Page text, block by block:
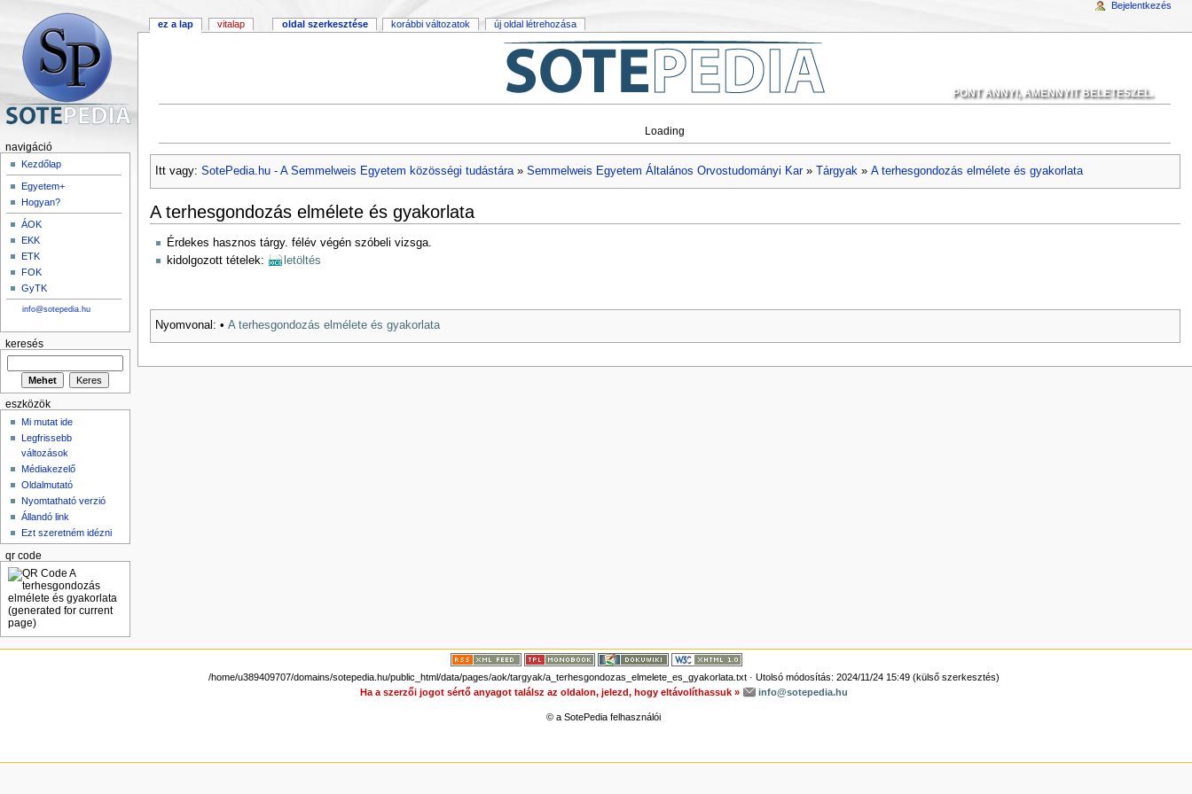
PONT ANNYI, AMENNYIT BELETESZEL.
Loading
Itt vagy: SotePedia.hu - A Semmelweis Egyetem közösségi tudástára» Semmelweis Egyetem Általános Orvostudományi Kar» Tárgyak» A terhesgondozás elmélete és gyakorlata
A terhesgondozás elmélete és gyakorlata
Érdekes hasznos tárgy. félév végén szóbeli vizsga.
kidolgozott tételek:
letöltés
Nyomvonal: • A terhesgondozás elmélete és gyakorlata
ez a lap vitalap oldal szerkesztése korábbi változatok új oldal létrehozása
Bejelentkezés
navigáció
Kezdőlap
Egyetem+
Hogyan?
ÁOK
EKK
ETK
FOK
GyTK
info@sotepedia.hu
keresés
eszközök
Mi mutat ide
Legfrissebb
változások
Médiakezelő
Oldalmutató
Nyomtatható verzió
Állandó link
Ezt szeretném idézni
qr code
/home/u389409707/domains/sotepedia.hu/public_html/data/pages/aok/targyak/a_terhesgondozas_elmelete_es_gyakorlata.txt· Utolsó módosítás: 2024/11/24 15:49 (külső szerkesztés)
Ha a szerzői jogot sértő anyagot találsz az oldalon, jelezd, hogy eltávolíthassuk »
info@sotepedia.hu
© a SotePedia felhasználói